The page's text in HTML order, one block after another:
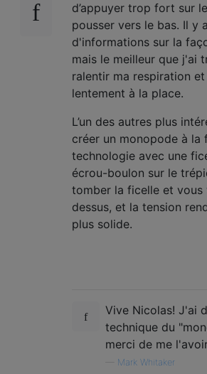
d’appuyer trop fort sur
pousser vers le bas. Il y
d'informations sur la
mais le meilleur que j'ai
ralentir ma respiration
lentement à la place.
L’un des autres plus
créer un monopode à la
technologie avec une
écrou-boulon sur le
tomber la ficelle et vous
dessus, et la tension
plus solide.
Vive Nicolas! J'ai
technique du
merci de me
Mark Whitaker